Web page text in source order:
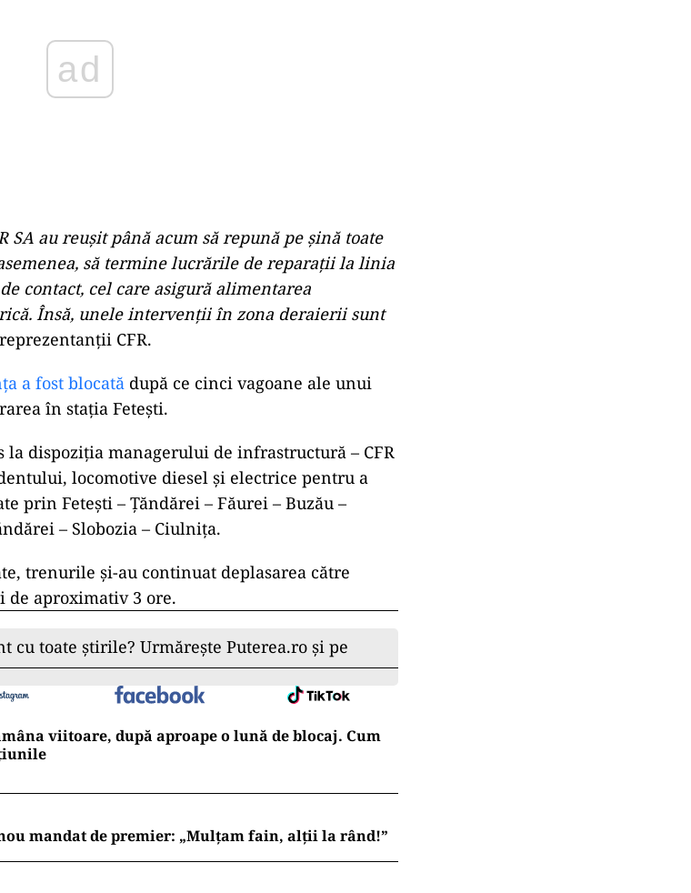
SA au reușit până acum să repună pe șină toate
să termine lucrările de reparații la linia
contact, cel care asigură alimentarea
Însă, unele intervenții în zona deraierii sunt
CFR.
a fost blocată după ce cinci vagoane ale unui
în stația Fetești.
la dispoziţia managerului de infrastructură – CFR
locomotive diesel şi electrice pentru a
prin Feteşti – Ţăndărei – Făurei – Buzău –
– Slobozia – Ciulniţa.
trenurile și-au continuat deplasarea către
aproximativ 3 ore.
cu toate știrile? Urmărește Puterea.ro și pe
viitoare, după aproape o lună de blocaj. Cum
mandat de premier: „Mulțam fain, alții la rând!”